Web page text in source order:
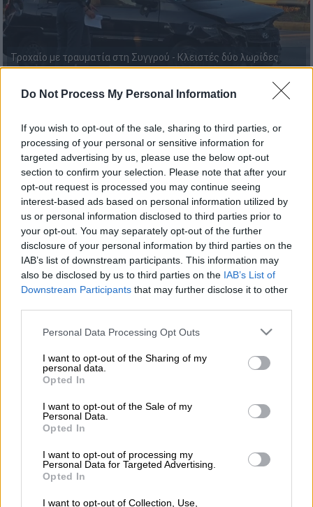
Do Not Process My Personal Information
If you wish to opt-out of the sale, sharing to third parties, or
processing of your personal or sensitive information for
targeted advertising by us, please use the below opt-out
section to confirm your selection. Please note that after your
opt-out request is processed you may continue seeing
interest-based ads based on personal information utilized by
us or personal information disclosed to third parties prior to
your opt-out. You may separately opt-out of the further
disclosure of your personal information by third parties on the
IAB’s list of downstream participants. This information may
also be disclosed by us to third parties on the IAB’s List of
Downstream Participants that may further disclose it to other
Please note that this website/app uses one or more Google
not limited to your visit or usage behaviour. You may click to
grant or deny consent to Google and its third-party tags to
use your data for below specified purposes in below Google
consent section.
Personal Data Processing Opt Outs
I want to opt-out of the Sharing of my
personal data.
Opted In
I want to opt-out of the Sale of my
Personal Data.
Opted In
I want to opt-out of processing my
Personal Data for Targeted Advertising.
Opted In
I want to opt-out of Collection, Use,
Τροχαίο με τραυματία στη Συγγρού - Κλειστές δύο λωρίδες
(orangepress.gr)
Τροχαίοατύχημαμε τουλάχιστονέναν
τραυματίασημειώθηκε στη Συγγρού, κατά
τις οκτώ το βράδυ του Σαββάτου.
Το τροχαίο έγινε στο ύψος της οδού Σκρα,
στο ρεύμα προς Πειραιά, ενώενεπλάκησαν
δύο ΙΧ. Το ένα εξ αυτών βγήκε από την
πορεία του χτύπησε στα πλάγια του δρόμου
καιάνοιξαν οι δυο αερόσακοι.
ΔΙΑΒΑΣΤΕ ΕΠΙΣΗΣ
Ελλάδα|04.07.2025 14:32
Πώς προκλήθηκε το τροχαίο με τα
δύο λεωφορεία και τους 47
τραυματίες - «Στη στάση ήμουν και
Ελλάδα|04.07.2025 17:47
Στο χειρουργείο 47χρονη